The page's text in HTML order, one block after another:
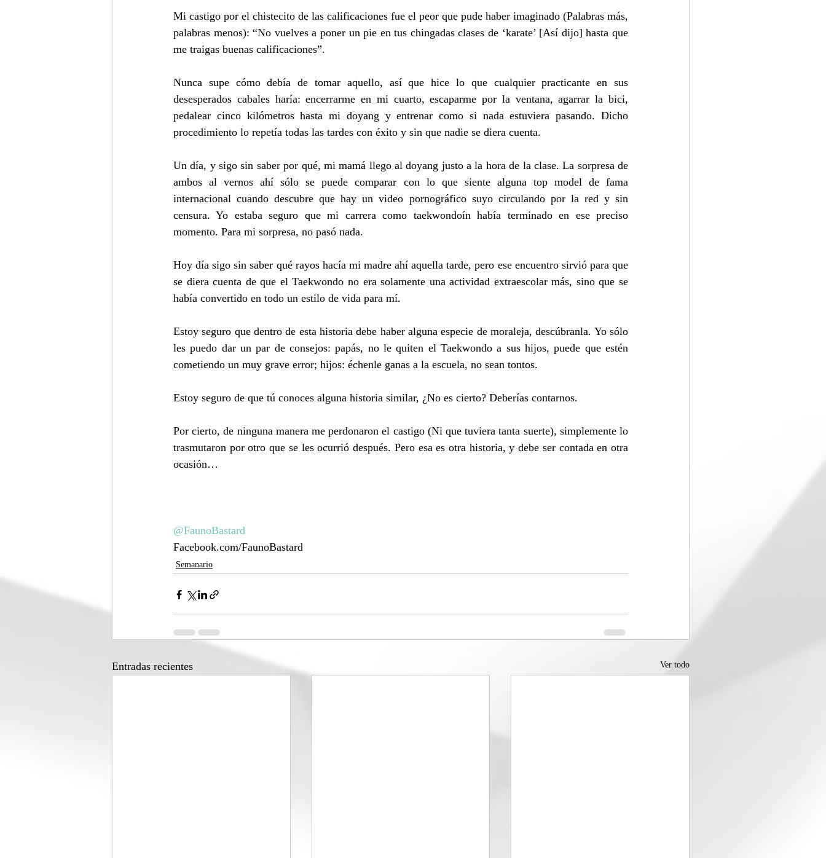
Mi castigo por el chistecito de las calificaciones fue el peor que pude haber imaginado (Palabras más,
palabras menos): “No vuelves a poner un pie en tus chingadas clases de ‘karate’ [Así dijo] hasta que
me traigas buenas calificaciones”.
Nunca supe cómo debía de tomar aquello, así que hice lo que cualquier practicante en sus
desesperados cabales haría: encerrarme en mi cuarto, escaparme por la ventana, agarrar la bici,
pedalear cinco kilómetros hasta mi doyang y entrenar como si nada estuviera pasando. Dicho
procedimiento lo repetía todas las tardes con éxito y sin que nadie se diera cuenta.
Un día, y sigo sin saber por qué, mi mamá llego al doyang justo a la hora de la clase. La sorpresa de
ambos al vernos ahí sólo se puede comparar con lo que siente alguna top model de fama
internacional cuando descubre que hay un video pornográfico suyo circulando por la red y sin
censura. Yo estaba seguro que mi carrera como taekwondoín había terminado en ese preciso
momento. Para mi sorpresa, no pasó nada.
Hoy día sigo sin saber qué rayos hacía mi madre ahí aquella tarde, pero ese encuentro sirvió para que
se diera cuenta de que el Taekwondo no era solamente una actividad extraescolar más, sino que se
había convertido en todo un estilo de vida para mí.
Estoy seguro que dentro de esta historia debe haber alguna especie de moraleja, descúbranla. Yo sólo
les puedo dar un par de consejos: papás, no le quiten el Taekwondo a sus hijos, puede que estén
cometiendo un muy grave error; hijos: échenle ganas a la escuela, no sean tontos.
Estoy seguro de que tú conoces alguna historia similar, ¿No es cierto? Deberías contarnos.
Por cierto, de ninguna manera me perdonaron el castigo (Ni que tuviera tanta suerte), simplemente lo
trasmutaron por otro que se les ocurrió después. Pero esa es otra historia, y debe ser contada en otra
ocasión…
@FaunoBastard
Facebook.com/FaunoBastard
Semanario
Entradas recientes Ver todo